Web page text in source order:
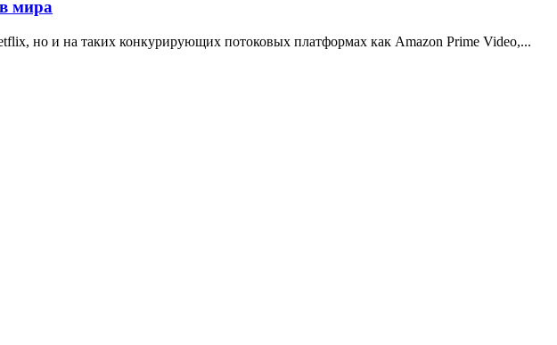
мира
но и на таких конкурирующих потоковых платформах как Amazon Prime Video,...